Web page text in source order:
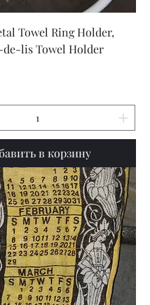
Towel Ring Holder,
lis Towel Holder
в корзину